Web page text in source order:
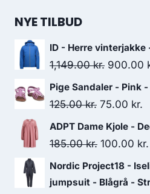
NYE TILBUD
ID - Herre vinterjakke
1,149.00kr. Original
price
was:
900.00
Pige Sandaler - Pink
125.00kr. Original
price
was:
75.00 kr.
is:
ADPT Dame Kjole -
185.00kr. Original
price
was:
100.00 kr.
Nordic Project18 -
jumpsuit - Blågrå -